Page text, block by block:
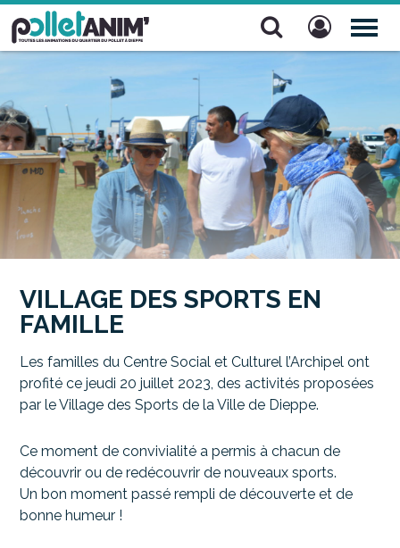
Pollet Anim'
VILLAGE DES SPORTS EN
FAMILLE
Les familles du Centre Social et Culturel l’Archipel ont
profité ce jeudi 20 juillet 2023, des activités proposées
par le Village des Sports de la Ville de Dieppe.
Ce moment de convivialité a permis à chacunde
découvrir ou de redécouvrirde nouveaux sports.
Un bon moment passé rempli de découverte et de
bonne humeur !